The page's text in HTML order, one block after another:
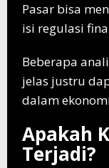
Pasar bisa
isi regulasi
Beberapa
jelas justru
dalam
Apakah
Terjadi?